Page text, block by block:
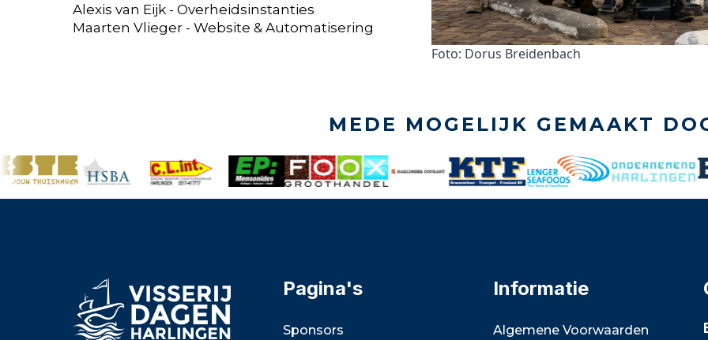
Alexis van Eijk - Overheidsinstanties
Maarten Vlieger - Website & Automatisering
Foto: Dorus Breidenbach
MEDE MOGELIJK GEMAAKT
Pagina's
Sponsors
Informatie
Algemene Voorwaarden